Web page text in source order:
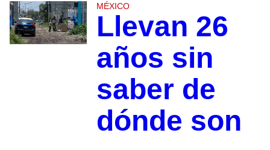
MÉXICO
Llevan 26
años sin
saber de
dónde son